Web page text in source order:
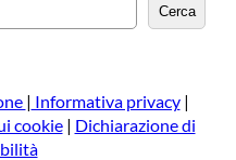
Cerca
| Informativa privacy|
cookie| Dichiarazione di